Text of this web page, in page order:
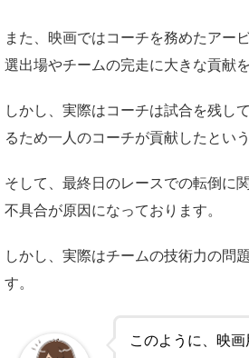
また、映画ではコーチを務めたアー
選出場やチームの完走に大きな貢献
しかし、実際はコーチは試合を残し
るため一人のコーチが貢献したとい
そして、最終日のレースでの転倒に
不具合が原因になっております。
しかし、実際はチームの技術力の問
す。
このように、映